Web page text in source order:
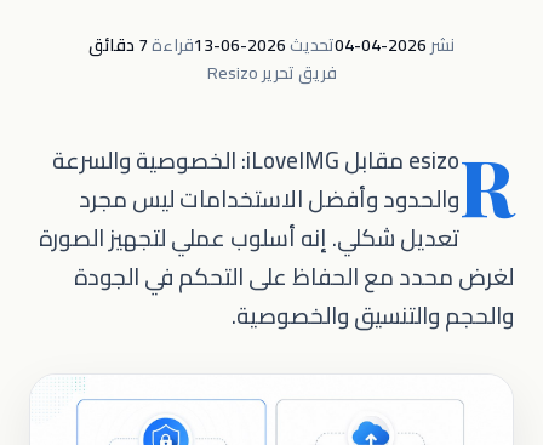
نشر2026-04-04 تحديث2026-06-13 قراءة7 دقائق
فريق تحرير Resizo
R
esizo مقابل iLoveIMG: الخصوصية والسرعة
والحدود وأفضل الاستخدامات ليس مجرد
تعديل شكلي. إنه أسلوب عملي لتجهيز الصورة
لغرض محدد مع الحفاظ على التحكم في الجودة
والحجم والتنسيق والخصوصية.